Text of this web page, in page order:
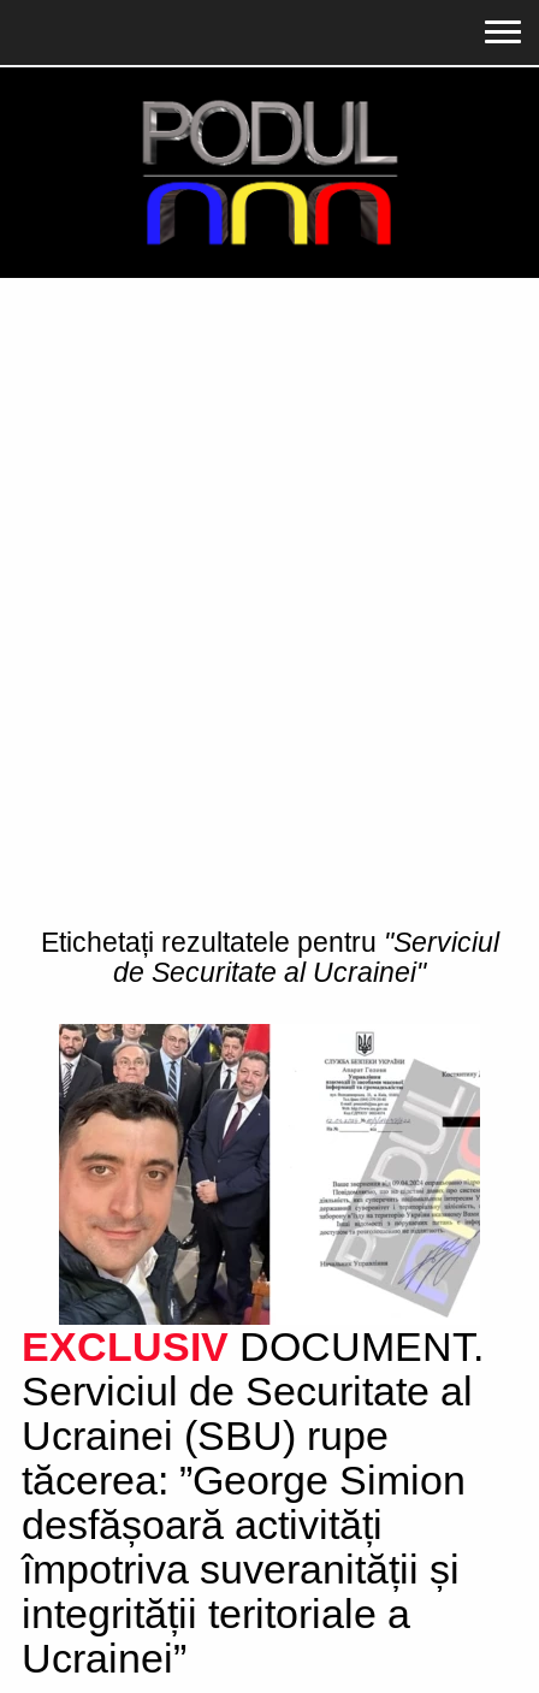
Etichetați rezultatele pentru "Serviciul
de Securitate al Ucrainei"
EXCLUSIV DOCUMENT.
Serviciul de Securitate al
Ucrainei (SBU) rupe
tăcerea: ”George Simion
desfășoară activități
împotriva suveranității și
integrității teritoriale a
Ucrainei”